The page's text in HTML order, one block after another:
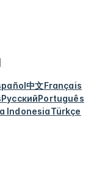
中文Français
РусскийPortuguês
IndonesiaTürkçe